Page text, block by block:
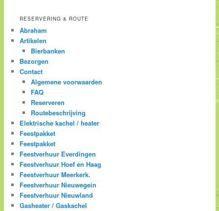
RESERVERING & ROUTE
Abraham
Artikelen
Bierbanken
Bezorgen
Contact
Algemene voorwaarden
FAQ
Reserveren
Routebeschrijving
Elektrische kachel / heater
Feestpakket
Feestpakket
Feestverhuur Everdingen
Feestverhuur Hoef en Haag
Feestverhuur Meerkerk.
Feestverhuur Nieuwegein
Feestverhuur Nieuwland
Gasheater / Gaskachel